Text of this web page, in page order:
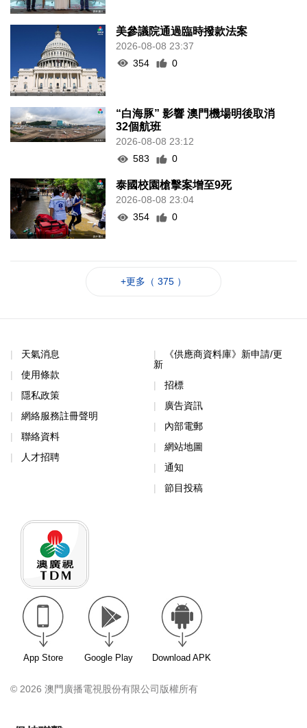
美參議院通過臨時撥款法案
2026-08-08 23:37
354
0
“白海豚” 影響 澳門機場明後取消
32個航班
2026-08-08 23:12
583
0
泰國校園槍擊案增至9死
2026-08-08 23:04
354
0
+更多（ 375 ）
天氣消息
使用條款
隱私政策
網絡服務註冊聲明
聯絡資料
人才招聘
《供應商資料庫》新申請/更
新
招標
廣告資訊
內部電郵
網站地圖
通知
節目投稿
App Store Google Play Download APK
© 2026 澳門廣播電視股份有限公司版權所有